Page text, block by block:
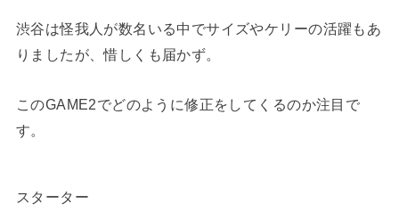
渋谷は怪我人が数名いる中でサイズやケリーの活躍もあ
りましたが、惜しくも届かず。
このGAME2でどのように修正をしてくるのか注目で
す。
スターター